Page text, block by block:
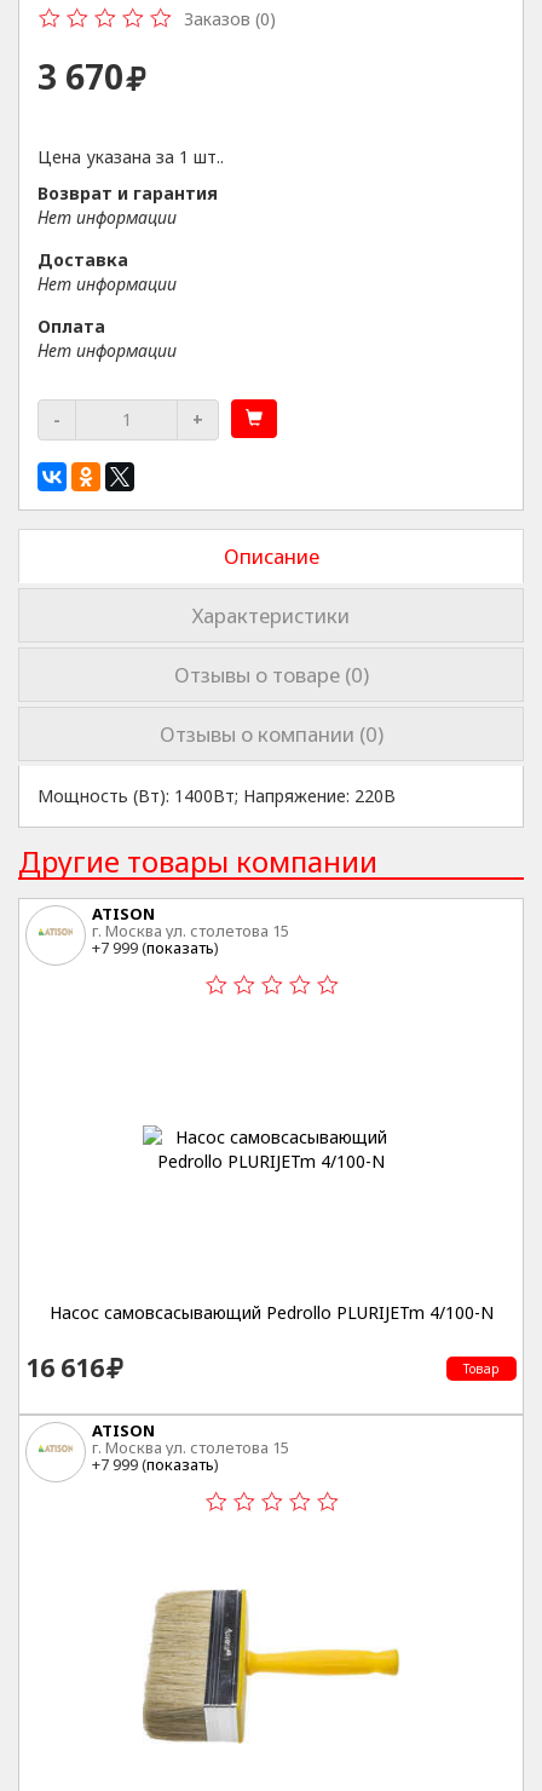
Заказов (0)
3 670
Цена указана за 1 шт..
Возврат и гарантия
Нет информации
Доставка
Нет информации
Оплата
Нет информации
- +
Описание
Характеристики
Отзывы о товаре (0)
Отзывы о компании (0)
Мощность (Вт): 1400Вт; Напряжение: 220В
Другие товары компании
ATISON
г. Москва ул. столетова 15
+7 999 (показать)
Насос самовсасывающий Pedrollo PLURIJETm 4/100-N
16 616 Товар
ATISON
г. Москва ул. столетова 15
+7 999 (показать)